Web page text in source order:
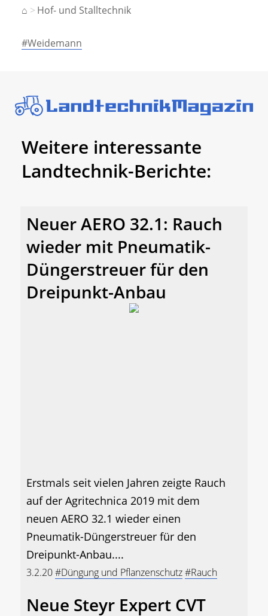
⌂ Hof- und Stalltechnik
#Weidemann
Weitere interessante
Landtechnik-Berichte:
Neuer AERO 32.1: Rauch
wieder mit Pneumatik-
Düngerstreuer für den
Dreipunkt-Anbau
Erstmals seit vielen Jahren zeigte Rauch
auf der Agritechnica 2019 mit dem
neuen AERO 32.1 wieder einen
Pneumatik-Düngerstreuer für den
Dreipunkt-Anbau....
3.2.20#Düngung und Pflanzenschutz#Rauch
Neue Steyr Expert CVT